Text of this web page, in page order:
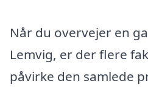
Når du overvejer en
Lemvig, er der flere
påvirke den samlede